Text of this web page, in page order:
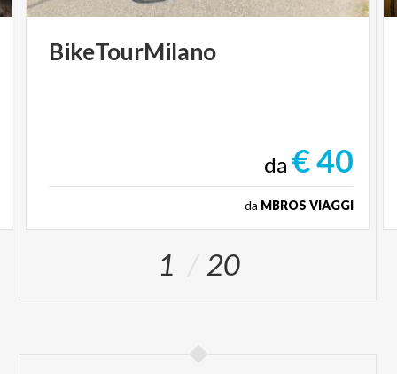
BikeTourMilano
da € 40
da MBROS VIAGGI
1 20